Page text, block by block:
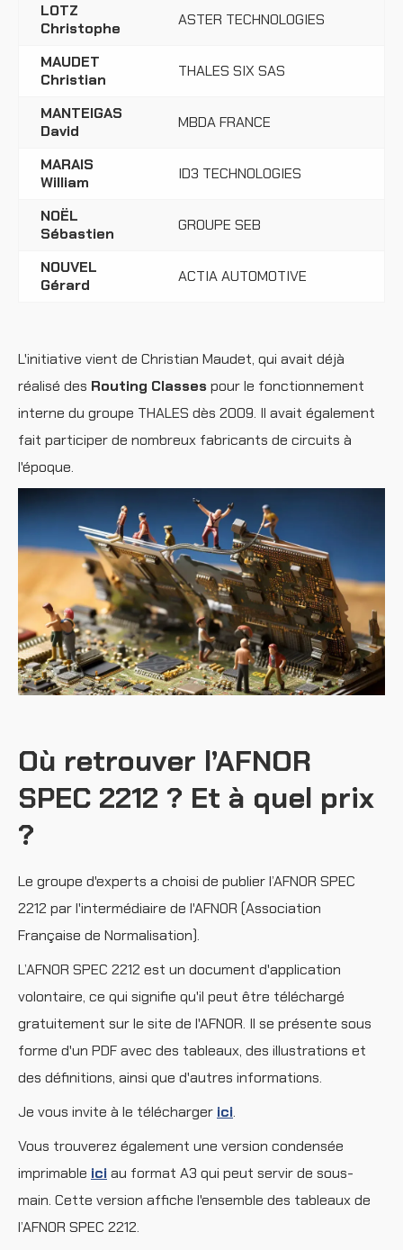
LOTZ
Christophe
ASTER TECHNOLOGIES
MAUDET
Christian
THALES SIX SAS
MANTEIGAS
David
MBDA FRANCE
MARAIS
William
ID3 TECHNOLOGIES
NOËL
Sébastien
GROUPE SEB
NOUVEL
Gérard
ACTIA AUTOMOTIVE
L'initiative vient de Christian Maudet, qui avait déjà
réalisé des Routing Classes pour le fonctionnement
interne du groupe THALES dès 2009. Il avait également
fait participer de nombreux fabricants de circuits à
l'époque.
Où retrouver l’AFNOR
SPEC 2212 ? Et à quel prix
?
Le groupe d'experts a choisi de publier l’AFNOR SPEC
2212 par l'intermédiaire de l'AFNOR (Association
Française de Normalisation).
L’AFNOR SPEC 2212 est un document d'application
volontaire, ce qui signifie qu'il peut être téléchargé
gratuitement sur le site de l'AFNOR. Il se présente sous
forme d'un PDF avec des tableaux, des illustrations et
des définitions, ainsi que d'autres informations.
Je vous invite à le télécharger ici.
Vous trouverez également une version condensée
imprimable iciau format A3 qui peut servir de sous-
main. Cette version affiche l'ensemble des tableaux de
l’AFNOR SPEC 2212.